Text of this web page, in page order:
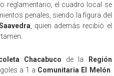
reglamentario, el cuadro local se
penales, siendo la figura del
, quien además recibió el
Chacabuco de la
Región
a 1 a Comunitaria El Melón.